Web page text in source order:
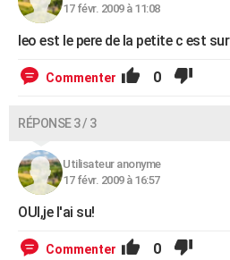
17 févr. 2009 à 11:08
leo est le pere de la petite c est sur
Commenter 0
RÉPONSE 3 / 3
Utilisateur anonyme
17 févr. 2009 à 16:57
OUI,je l'ai su!
Commenter 0